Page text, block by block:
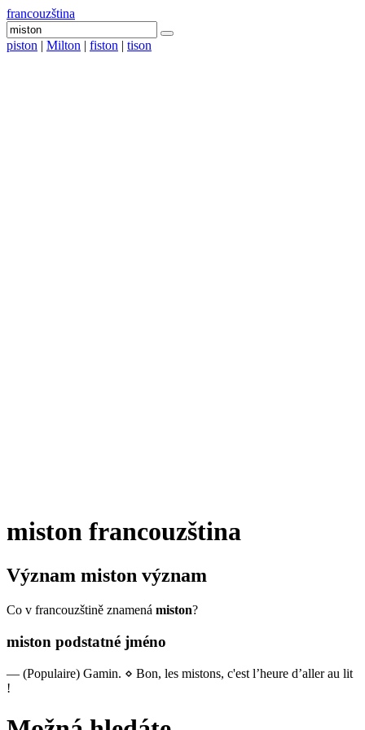
francouzština
piston | Milton | fiston | tison
miston francouzština
Význam miston význam
Co v francouzštině znamená miston?
miston podstatné jméno
— (Populaire) Gamin. ⋄ Bon, les mistons, c'est l’heure d’aller au lit
!